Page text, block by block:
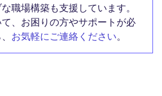
職場構築も支援しています。
、お困りの方やサポートが必
お気軽にご連絡ください。